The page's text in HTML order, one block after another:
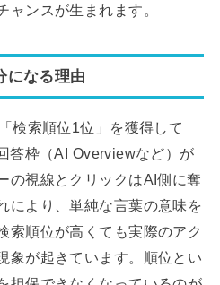
ャンスが生まれます。
になる理由
検索順位1位」を獲得して
答枠（AI Overviewなど）が
の視線とクリックはAI側に奪
により、単純な言葉の意味を
索順位が高くても実際のアク
象が起きています。順位とい